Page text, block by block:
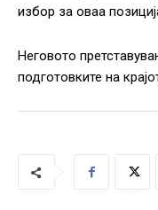
избор за оваа
Неговото
подготовките на